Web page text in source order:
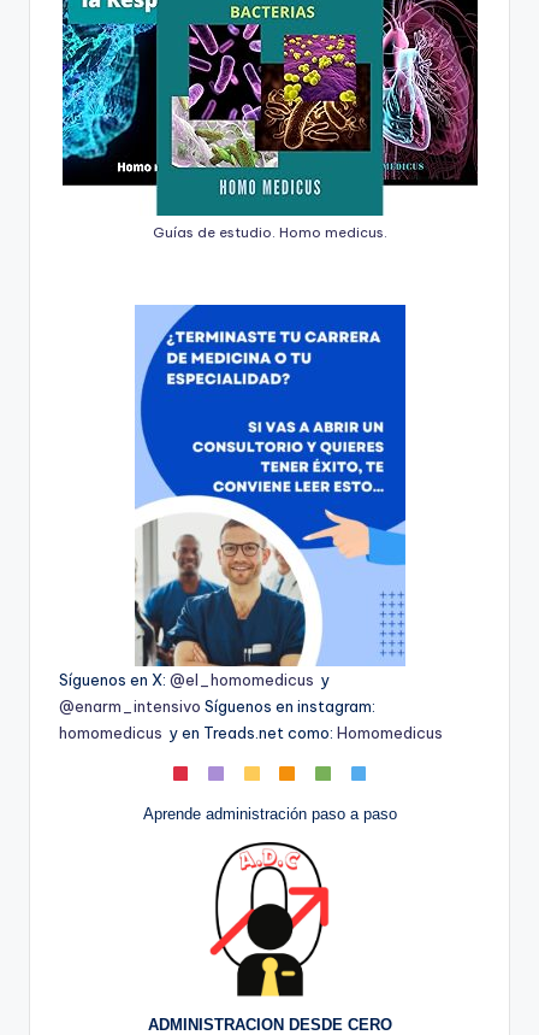
Guías de estudio. Homo medicus.
Síguenos en X: @el_homomedicus y
@enarm_intensivo Síguenos en instagram:
homomedicus y en Treads.net como: Homomedicus
Aprende administración paso a paso
ADMINISTRACION DESDE CERO